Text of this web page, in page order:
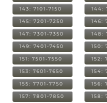
143: 7101-7150 144:
145: 7201-7250 146:
147: 7301-7350 148:
149: 7401-7450 150:
151: 7501-7550 152:
153: 7601-7650 154:
155: 7701-7750 156:
157: 7801-7850 158: